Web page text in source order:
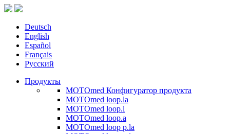
Deutsch
English
Español
Français
Русский
Продукты
MOTOmed Конфигуратор продукта
MOTOmed loop.la
MOTOmed loop.l
MOTOmed loop.a
MOTOmed loop p.la